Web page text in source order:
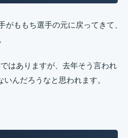
ももち選手の元に戻ってきて、
はありますが、去年そう言われ
んだろうなと思われます。